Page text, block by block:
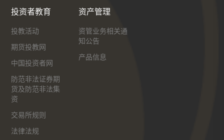
投资者教育
投教活动
期货投教网
中国投资者网
防范非法证券期
货及防范非法集
资
交易所规则
法律法规
资产管理
资管业务相关通
知公告
产品信息